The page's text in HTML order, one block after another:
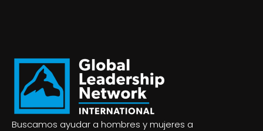
Buscamos ayudar a hombres y mujeres a